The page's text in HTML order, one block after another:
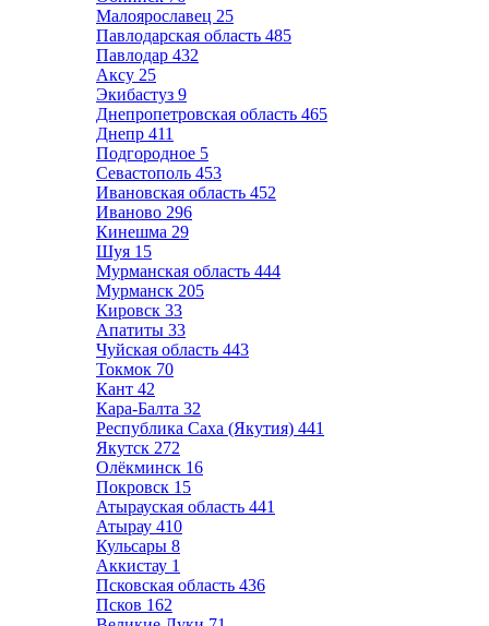
Малоярославец 25
Павлодарская область 485
Павлодар 432
Аксу 25
Экибастуз 9
Днепропетровская область 465
Днепр 411
Подгородное 5
Севастополь 453
Ивановская область 452
Иваново 296
Кинешма 29
Шуя 15
Мурманская область 444
Мурманск 205
Кировск 33
Апатиты 33
Чуйская область 443
Токмок 70
Кант 42
Кара-Балта 32
Республика Саха (Якутия) 441
Якутск 272
Олёкминск 16
Покровск 15
Атырауская область 441
Атырау 410
Кульсары 8
Аккистау 1
Псковская область 436
Псков 162